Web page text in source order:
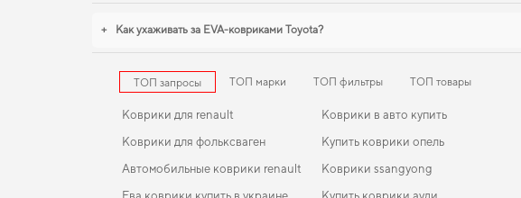
+ Как ухаживать за EVA-ковриками Toyota?
ТОП запросы ТОП марки ТОП фильтры ТОП товары
Коврики для renault
Коврики для фольксваген
Автомобильные коврики renault
Коврики в авто купить
Купить коврики опель
Коврики ssangyong